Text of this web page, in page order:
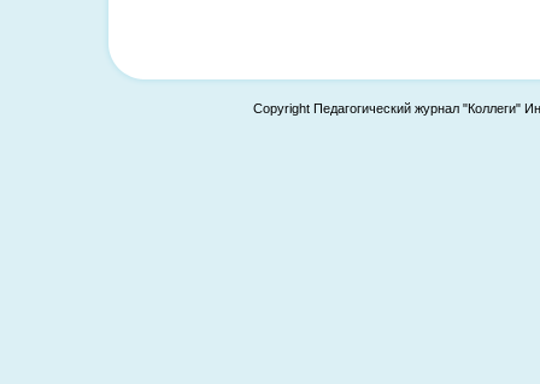
Copyright Педагогический журнал "Коллеги"